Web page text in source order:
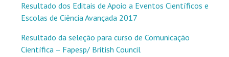
Resultado dos Editais de Apoio a Eventos Científicos e
Escolas de Ciência Avançada 2017
Resultado da seleção para curso de Comunicação
Científica – Fapesp/ British Council